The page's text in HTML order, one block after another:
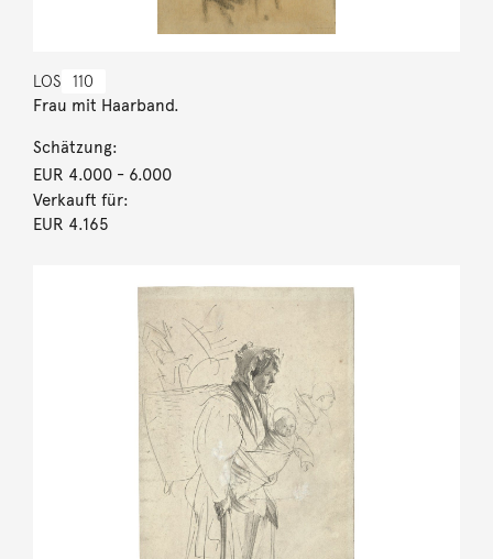
LOS 110
Frau mit Haarband.
Schätzung:
EUR 4.000- 6.000
Verkauft für:
EUR 4.165